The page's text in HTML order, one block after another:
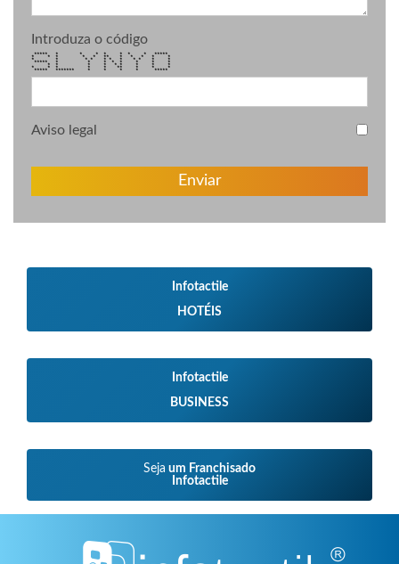
Introduza o código
***** * * * * * * * *****
* * * * * ** * * * * *
* * * * * * * * * * *
***** * * * * * * * *
* * * * * * * * *
* * * * * ** * * *
***** ******* * * * * *****
Aviso legal
Enviar
Infotactile
HOTÉIS
Infotactile
BUSINESS
Seja um Franchisado
Infotactile